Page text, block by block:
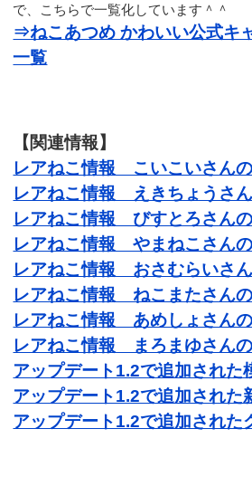
で、こちらで一覧化しています＾＾
⇒ねこあつめ かわいい公式キ
一覧
【関連情報】
レアねこ情報 こいこいさん
レアねこ情報 えきちょうさ
レアねこ情報 びすとろさん
レアねこ情報 やまねこさん
レアねこ情報 おさむらいさ
レアねこ情報 ねこまたさん
レアねこ情報 あめしょさん
レアねこ情報 まろまゆさん
アップデート1.2で追加された
アップデート1.2で追加された
アップデート1.2で追加された